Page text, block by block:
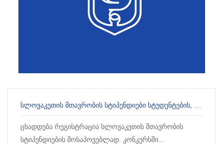
ᲡᲚᲝᲕᲐᲙᲔᲗᲘᲡ ᲛᲗᲐᲕᲠᲝᲑᲘᲡ ᲡᲢᲘᲞᲔᲜᲓᲘᲔᲑᲘ ᲡᲢᲣᲓᲔᲜᲢᲔᲑᲘᲡ, ᲞᲠᲝᲤᲔᲡᲝᲠᲔᲑᲘᲡᲐ ᲓᲐ ᲓᲝᲥᲢᲝᲠᲐᲜᲢᲔᲑᲘᲡᲗᲕᲘᲡ
ცხადდება რეგისტრაცია სლოვაკეთის მთავრობის
სტიპენდიების მოსაპოვებლად. კონკურსში...